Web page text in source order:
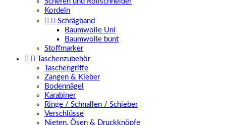
Kordeln
  Schrägband
Baumwolle Uni
Baumwolle bunt
Stoffmarker
 
Taschenzubehör
Taschengriffe
Zangen & Kleber
Bodennägel
Karabiner
Ringe / Schnallen / Schieber
Verschlüsse
Nieten, Ösen & Druckknöpfe